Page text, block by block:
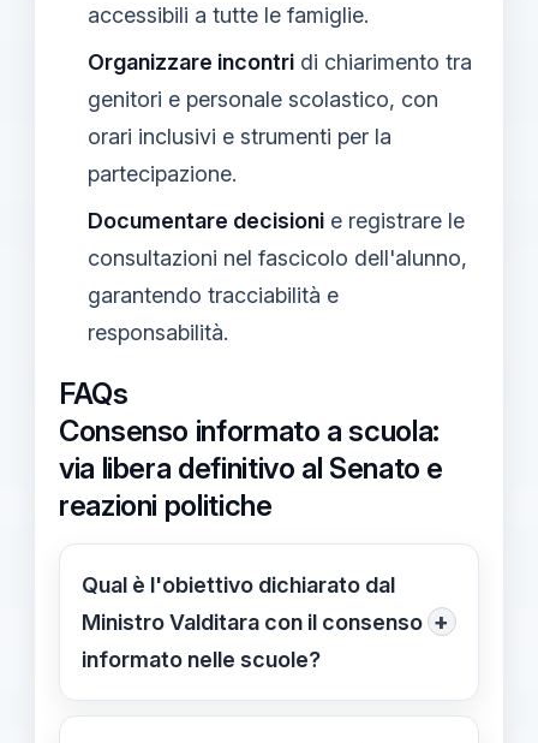
accessibili a tutte le famiglie.
Organizzare incontri di chiarimento tra
genitori e personale scolastico, con
orari inclusivi e strumenti per la
partecipazione.
Documentare decisioni e registrare le
consultazioni nel fascicolo dell'alunno,
garantendo tracciabilità e
responsabilità.
FAQs
Consenso informato a scuola:
via libera definitivo al Senato e
reazioni politiche
Qual è l'obiettivo dichiarato dal
Ministro Valditara con il consenso
informato nelle scuole?
+
Valditara richiama "Tuteliamo i